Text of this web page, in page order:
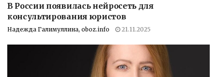
В России появилась нейросеть для
консультирования юристов
Надежда Галимуллина, oboz.info 21.11.2025